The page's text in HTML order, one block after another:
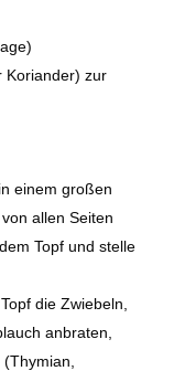
Koriander) zur
einem großen
allen Seiten
Topf und stelle
die Zwiebeln,
anbraten,